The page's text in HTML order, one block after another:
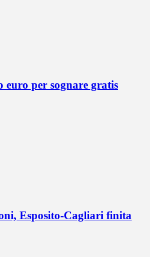
euro per sognare gratis
Esposito-Cagliari finita